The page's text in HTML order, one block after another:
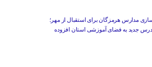
مدارس هرمزگان برای استقبال از مهر؛
درس جدید به فضای آموزشی استان افزوده